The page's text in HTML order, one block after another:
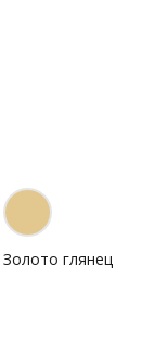
Золото глянец